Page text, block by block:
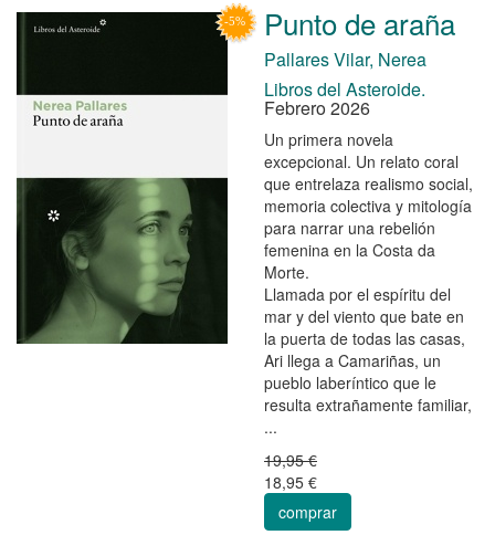
Punto de araña
Pallares Vilar, Nerea
Libros del Asteroide.
Febrero 2026
Un primera novela
excepcional. Un relato coral
que entrelaza realismo social,
memoria colectiva y mitología
para narrar una rebelión
femenina en la Costa da
Morte.
Llamada por el espíritu del
mar y del viento que bate en
la puerta de todas las casas,
Ari llega a Camariñas, un
pueblo laberíntico que le
resulta extrañamente familiar,
...
19,95 €
18,95 €
comprar